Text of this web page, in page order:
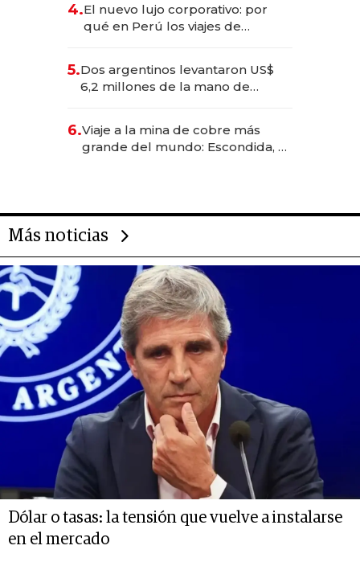
4.El nuevo lujo corporativo: por
qué en Perú los viajes de
para convertirse en experiencias
transformadoras
5.Dos argentinos levantaron US$
6,2 millones de la mano de
6.Viaje a la mina de cobre más
grande del mundo: Escondida, el
Más noticias
Dólar o tasas: la tensión que vuelve a instalarse
en el mercado